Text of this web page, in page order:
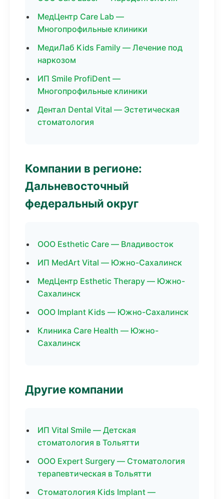
МедЦентр Care Lab —
Многопрофильные клиники
МедиЛаб Kids Family — Лечение под
наркозом
ИП Smile ProfiDent —
Многопрофильные клиники
Дентал Dental Vital — Эстетическая
стоматология
Компании в регионе:
Дальневосточный
федеральный округ
ООО Esthetic Care — Владивосток
ИП MedArt Vital — Южно-Сахалинск
МедЦентр Esthetic Therapy — Южно-
Сахалинск
ООО Implant Kids — Южно-Сахалинск
Клиника Care Health — Южно-
Сахалинск
Другие компании
ИП Vital Smile — Детская
стоматология в Тольятти
ООО Expert Surgery — Стоматология
терапевтическая в Тольятти
Стоматология Kids Implant —